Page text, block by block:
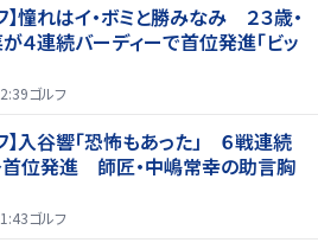
】憧れはイ・ボミと勝みなみ ２３歳・
４連続バーディーで首位発進「ビッ
ゴルフ
】入谷響「恐怖もあった」 ６戦連続
位発進 師匠・中嶋常幸の助言胸
ゴルフ